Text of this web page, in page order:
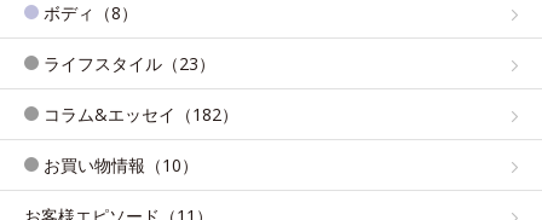
ボディ（8）
ライフスタイル（23）
コラム&エッセイ（182）
お買い物情報（10）